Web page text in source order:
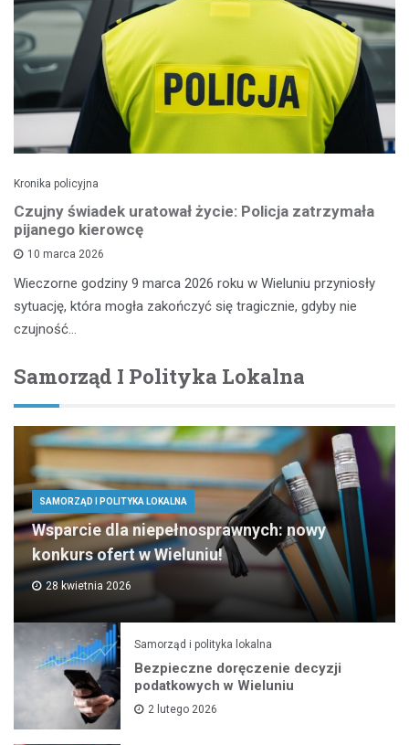
Kronika policyjna
Czujny świadek uratował życie: Policja zatrzymała
pijanego kierowcę
10 marca 2026
Wieczorne godziny 9 marca 2026 roku w Wieluniu przyniosły
sytuację, która mogła zakończyć się tragicznie, gdyby nie
czujność…
Samorząd I Polityka Lokalna
SAMORZĄD I POLITYKA LOKALNA
Wsparcie dla niepełnosprawnych: nowy
konkurs ofert w Wieluniu!
28 kwietnia 2026
Samorząd i polityka lokalna
Bezpieczne doręczenie decyzji
podatkowych w Wieluniu
2 lutego 2026